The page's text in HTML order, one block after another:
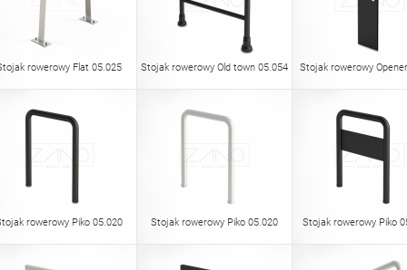
rowerowy Flat 05.025 Stojak rowerowy Old town 05.054 Stojak rowerowy
rowerowy Piko 05.020 Stojak rowerowy Piko 05.020 Stojak rowerowy Piko